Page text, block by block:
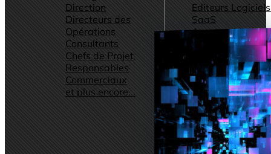
Direction
Directeurs des
Opérations
Consultants
Chefs de Projet
Responsables
Commerciaux
et plus encore...
Editeurs
SaaS
Agences
Consulting
et plus encore...